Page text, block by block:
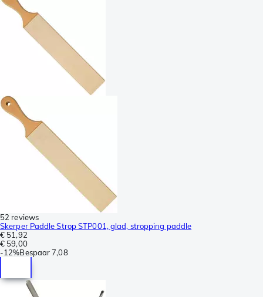
52 reviews
Skerper Paddle Strop STP001, glad, stropping paddle
€ 51,92
€ 59,00
-12%Bespaar 7,08